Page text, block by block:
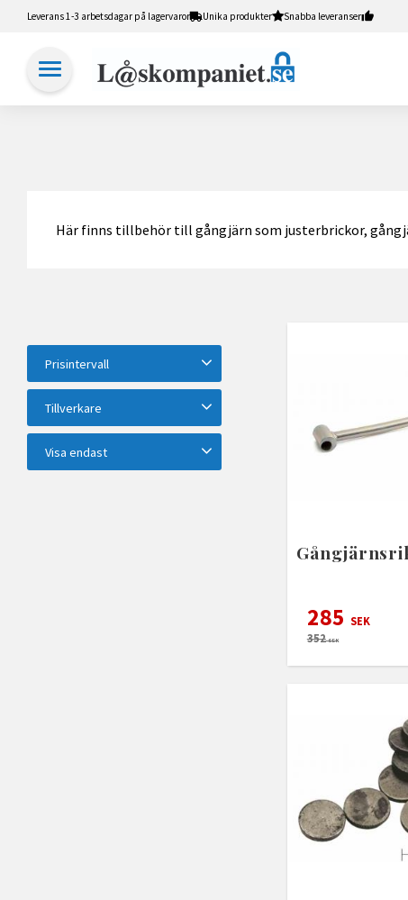
Leverans 1-3 arbetsdagar på lagervaror Unika produkter Snabba leveranser
Här finns tillbehör till gångjärn som justerbrickor,
Prisintervall
35 355
Tillverkare
ASSA ABLOY 4 Habo 13
Visa endast
285 SEK
352SEK